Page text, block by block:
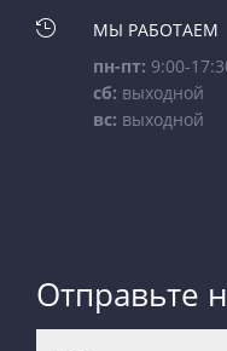

МЫ РАБОТАЕМ
пн-пт: 9:00-
сб: выходной
вс: выходной
Отправьте